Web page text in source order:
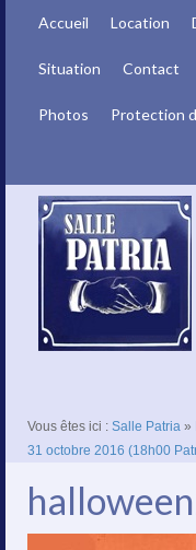
Accueil Location
Situation Contact
Photos Protection
Vous êtes ici : Salle Patria »
31 octobre 2016 (18h00